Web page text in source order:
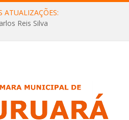
ATUALIZAÇÕES:
Reis Silva